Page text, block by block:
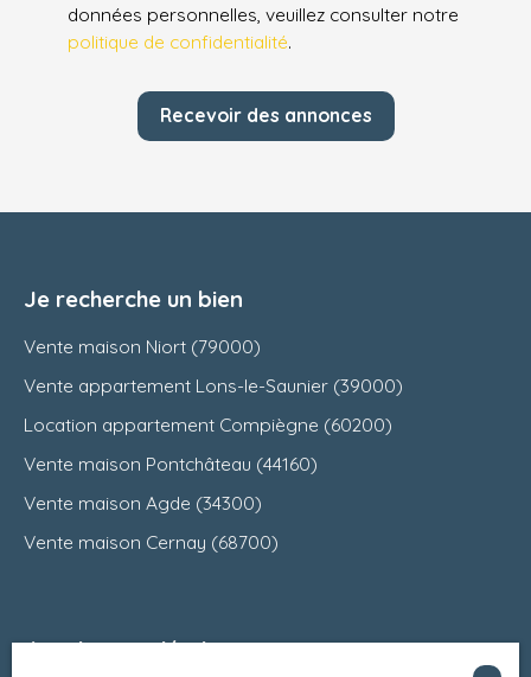
données personnelles, veuillez consulter notre
politique de confidentialité.
Recevoir des annonces
Je recherche un bien
Vente maison Niort (79000)
Vente appartement Lons-le-Saunier (39000)
Location appartement Compiègne (60200)
Vente maison Pontchâteau (44160)
Vente maison Agde (34300)
Vente maison Cernay (68700)
Je suis propriétaire